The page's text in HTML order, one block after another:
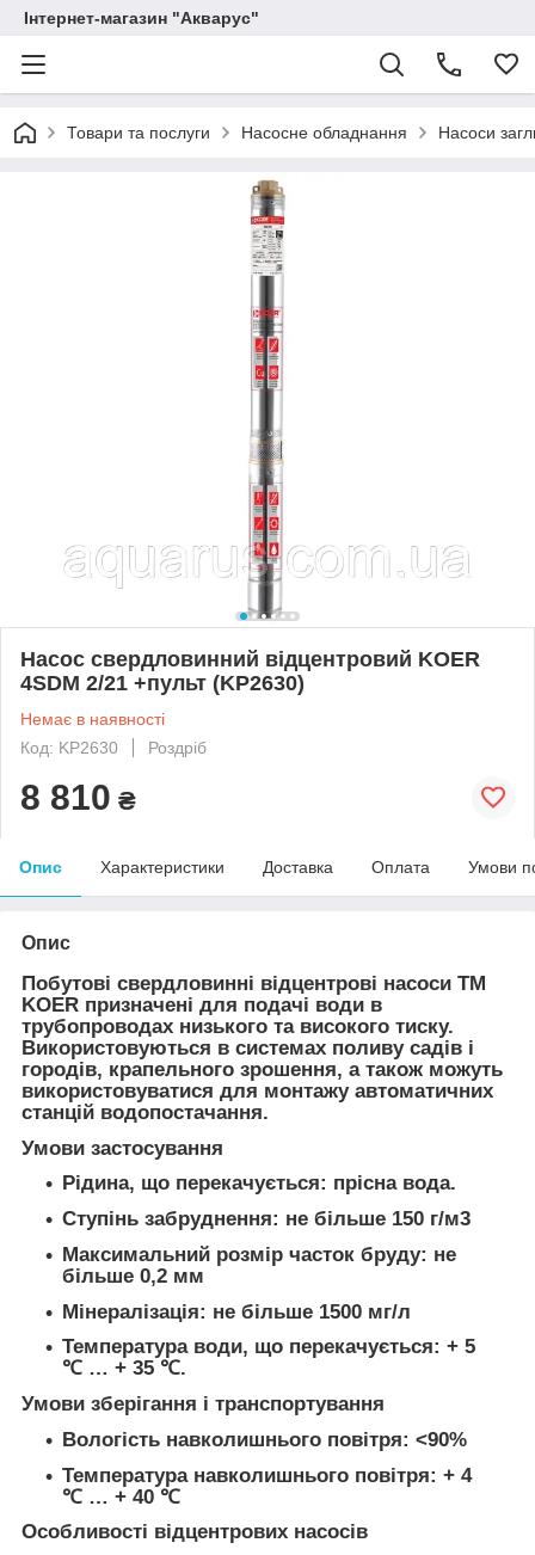
Інтернет-магазин "Акварус"
Товари та послуги Насосне обладнання Насоси
Насос свердловинний відцентровий KOER
4SDM 2/21 +пульт (KP2630)
Немає в наявності
Код: KP2630
Роздріб
8 810 ₴
Опис Характеристики Доставка Оплата Умови
Опис
Побутові свердловинні відцентрові насоси ТМ
KOER призначенi для подачі води в
трубопроводах низького та високого тиску.
Використовуються в системах поливу садів і
городів, крапельного зрошення, а також можуть
використовуватися для монтажу автоматичних
станцій водопостачання.
Умови застосування
Рідина, що перекачується: прісна вода.
Ступінь забруднення: не більше 150 г/м3
Максимальний розмір часток бруду: не
більше 0,2 мм
Мінералізація: не більше 1500 мг/л
Температура води, що перекачується: + 5
℃ … + 35 ℃.
Умови зберігання і транспортування
Вологість навколишнього повітря: <90%
Температура навколишнього повітря: + 4
℃ … + 40 ℃
Особливості відцентрових насосів